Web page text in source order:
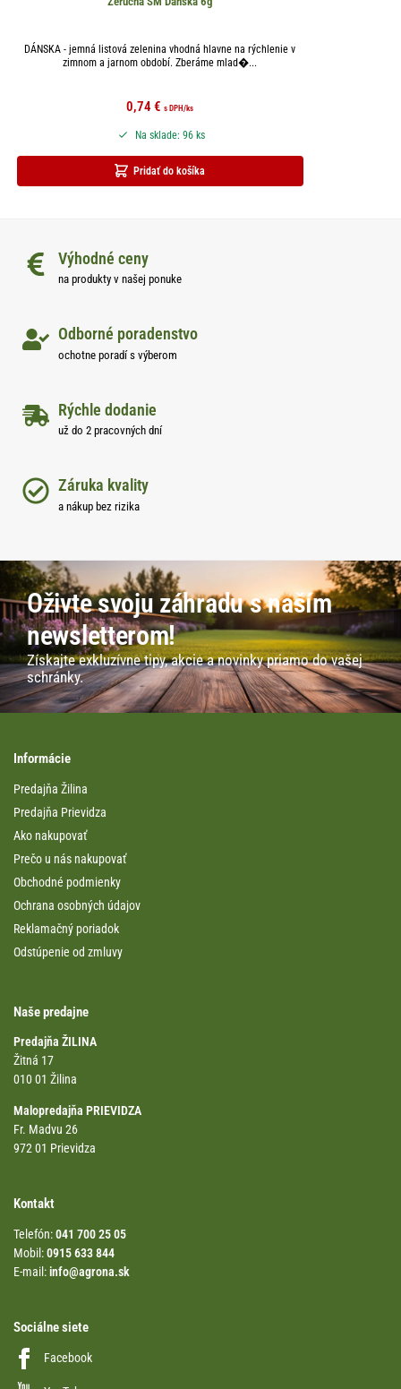
DÁNSKA - jemná listová zelenina vhodná hlavne na rýchlenie v
zimnom a jarnom období. Zberáme mlad�...
0,74€ s DPH/ks
Pridať do košíka
Na sklade: 96 ks
Výhodné ceny
na produkty v našej ponuke
Odborné poradenstvo
ochotne poradí s výberom
Rýchle dodanie
už do 2 pracovných dní
Záruka kvality
a nákup bez rizika
Oživte svoju záhradu s naším
newsletterom!
Získajte exkluzívne tipy, akcie a novinky priamo do vašej
schránky.
Informácie
Predajňa Žilina
Predajňa Prievidza
Ako nakupovať
Prečo u nás nakupovať
Obchodné podmienky
Ochrana osobných údajov
Reklamačný poriadok
Odstúpenie od zmluvy
Naše predajne
Predajňa ŽILINA
Žitná 17
010 01 Žilina
Malopredajňa PRIEVIDZA
Fr. Madvu 26
972 01 Prievidza
Kontakt
Telefón:041 700 25 05
Mobil:0915 633 844
E-mail:info@agrona.sk
Sociálne siete
Facebook